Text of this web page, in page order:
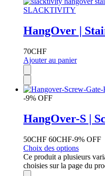
SLACKTIVITY
HangOver |
70CHF
Ajouter au panier
-9% OFF
HangOver-S |
50CHF 60CHF-9% OFF
Choix des options
Ce produit a plusieurs
choisies sur la page du